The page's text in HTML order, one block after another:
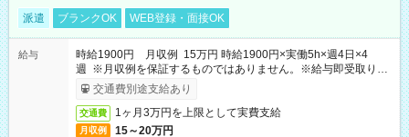
派遣 ブランクOK WEB登録・面接OK
給与
時給1900円 月収例 15万円 時給1900円×実働5h×週4日×4
週 ※月収例を保証するものではありません。※給与即受取りサ
ービス利用可（利用条件有）
交通費別途支給あり
交通費 1ヶ月3万円を上限として実費支給
月収例 15～20万円